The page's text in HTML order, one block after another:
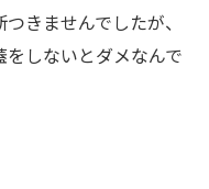
きませんでしたが、
しないとダメなんで